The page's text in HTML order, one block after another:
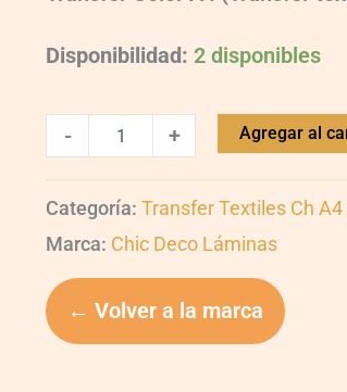
Disponibilidad: 2 disponibles
- + Agregar al
Categoría: Transfer Textiles Ch A4
Marca: Chic Deco Láminas
← Volver a la marca